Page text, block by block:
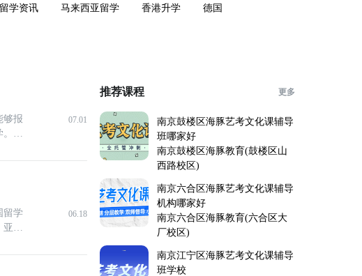
留学资讯 马来西亚留学 香港升学 德国
够报
。美
07.01
留学
亚洲
06.18
推荐课程 更多
南京鼓楼区海豚艺考文化课辅导
班哪家好
南京鼓楼区海豚教育(鼓楼区山
西路校区)
南京六合区海豚艺考文化课辅导
机构哪家好
南京六合区海豚教育(六合区大
厂校区)
南京江宁区海豚艺考文化课辅导
班学校